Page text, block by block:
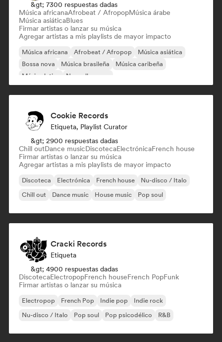
&gt; 7300 respuestas dadas
Música africanaAfrobeat / AfropopMúsica árabe
Música asiáticaBlues
Firmar artistas o lanzar su música
Agregar artistas a mis playlists de mayor impacto
Música africana Afrobeat / Afropop
Música asiática
Bossa nova
Música brasileña
Música caribeña
Música latina
Nouvelle scene
Cookie Records
Etiqueta, Playlist Curator
&gt; 2900 respuestas dadas
Chill outDance musicDiscotecaElectrónicaFrench house
Firmar artistas o lanzar su música
Agregar artistas a mis playlists de mayor impacto
Discoteca Electrónica French house
Nu-disco / Italo
Chill out
Dance music House music Pop soul
Cracki Records
Etiqueta
&gt; 4900 respuestas dadas
DiscotecaElectropopFrench houseFrench PopFunk
Firmar artistas o lanzar su música
Electropop French Pop Indie pop
Indie rock
Nu-disco / Italo
Pop soul Pop psicodélico R&B